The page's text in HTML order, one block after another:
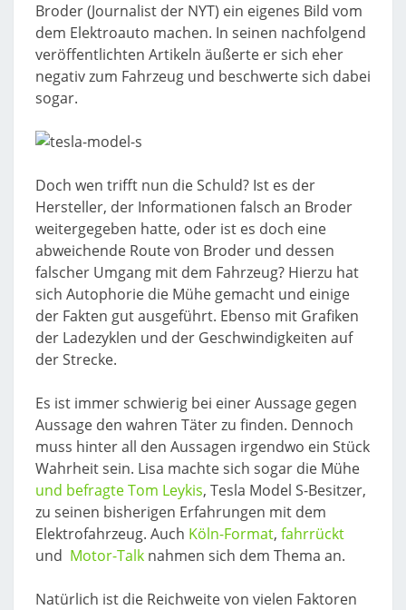
Broder (Journalist der NYT) ein eigenes Bild vom
dem Elektroauto machen. In seinen nachfolgend
veröffentlichten Artikeln äußerte er sich eher
negativ zum Fahrzeug und beschwerte sich dabei
sogar.
Doch wen trifft nun die Schuld? Ist es der
Hersteller, der Informationen falsch an Broder
weitergegeben hatte, oder ist es doch eine
abweichende Route von Broder und dessen
falscher Umgang mit dem Fahrzeug? Hierzu hat
sich Autophorie die Mühe gemacht und einige
der Fakten gut ausgeführt. Ebenso mit Grafiken
der Ladezyklen und der Geschwindigkeiten auf
der Strecke.
Es ist immer schwierig bei einer Aussage gegen
Aussage den wahren Täter zu finden. Dennoch
muss hinter all den Aussagen irgendwo ein Stück
Wahrheit sein. Lisa machte sich sogar die Mühe
und befragte Tom Leykis, Tesla Model S-Besitzer,
zu seinen bisherigen Erfahrungen mit dem
Elektrofahrzeug. Auch Köln-Format, fahrrückt
und Motor-Talk nahmen sich dem Thema an.
Natürlich ist die Reichweite von vielen Faktoren